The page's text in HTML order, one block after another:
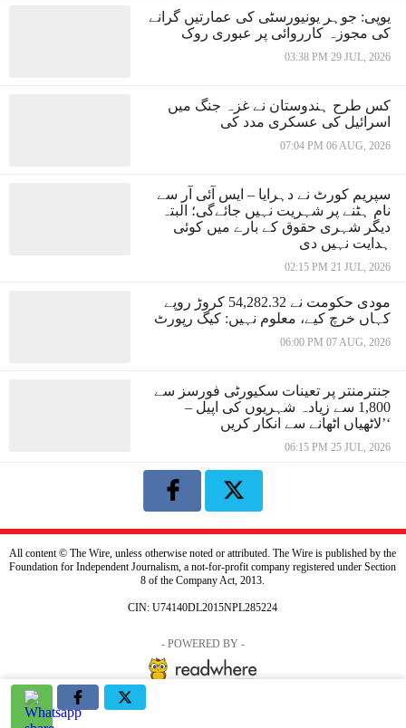
یوپی: جوہر یونیورسٹی کی عمارتیں گرانے
کی مجوزہ کارروائی پر عبوری روک
03:38 PM 29 JUL, 2026
کس طرح ہندوستان نے غزہ جنگ میں
اسرائیل کی عسکری مدد کی
07:04 PM 06 AUG, 2026
سپریم کورٹ نے دہرایا – ایس آئی آر سے
نام ہٹنے پر شہریت نہیں جائےگی؛ البتہ
دیگر شہری حقوق کے بارے میں کوئی
ہدایت نہیں دی
02:15 PM 21 JUL, 2026
مودی حکومت نے 54,282.32 کروڑ روپے
کہاں خرچ کیے، معلوم نہیں: کیگ رپورٹ
06:00 PM 07 AUG, 2026
جنترمنتر پر تعینات سکیورٹی فورسز سے
1,800 سے زیادہ شہریوں کی اپیل –
’لاٹھیاں اٹھانے سے انکار کریں‘
06:15 PM 25 JUL, 2026
All content © The Wire, unless otherwise noted or attributed. The Wire is published by the
Foundation for Independent Journalism, a not-for-profit company registered under Section
8 of the Company Act, 2013.
CIN: U74140DL2015NPL285224
- POWERED BY -